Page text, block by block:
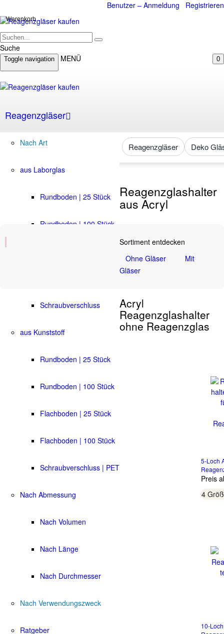
Benutzer – Anmeldung Registrieren
Suche
0
Warenkorb
Toggle navigation MENÜ
Reagenzgläser
Nach Art
aus Laborglas
Rundboden | 25 Stück
Rundboden | 100 Stück
Schraubverschluss
aus Kunststoff
Rundboden | 25 Stück
Rundboden | 100 Stück
Flachboden | 25 Stück
Flachboden | 100 Stück
Schraubverschluss | PET
Nach Abmessung
Nach Volumen
Nach Länge
Nach Durchmesser
Nach Verwendungszweck
Ratgeber
Reagenzgläser Deko
Reagenzglashalter
aus Acryl
Sortiment entdecken
Ohne Gläser
Mit
Gläser
Acryl
Reagenzglashalter
ohne Reagenzglas
5-Loch
Preis
4
10-